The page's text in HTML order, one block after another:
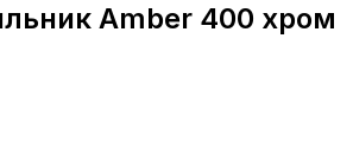
Amber 400 хром